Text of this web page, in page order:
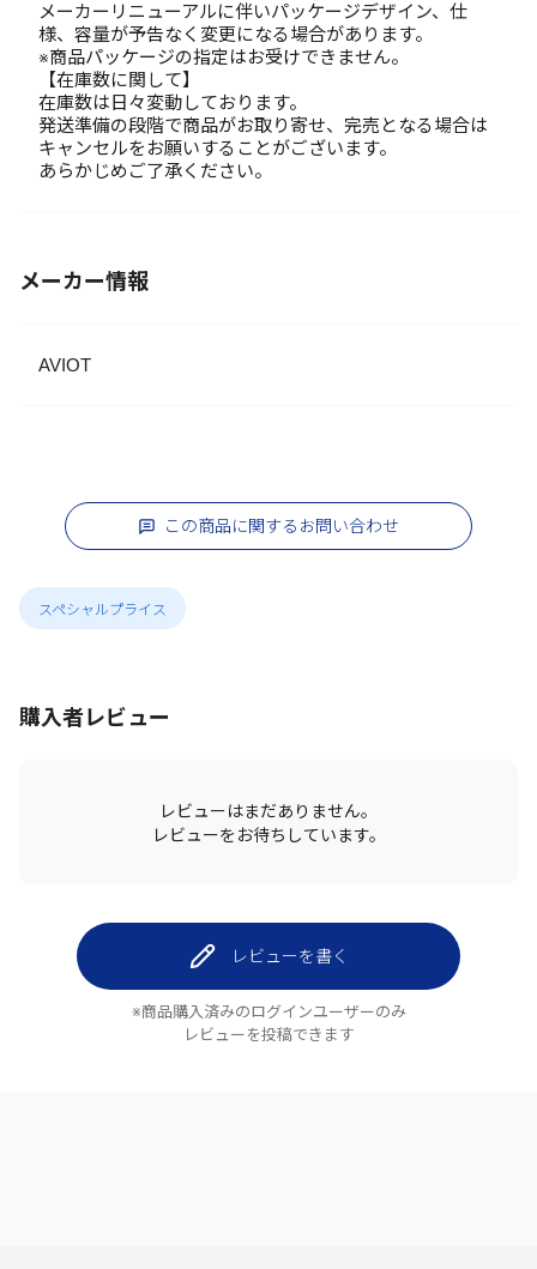
メーカーリニューアルに伴いパッケージデザイン、仕
様、容量が予告なく変更になる場合があります。
※商品パッケージの指定はお受けできません。
【在庫数に関して】
在庫数は日々変動しております。
発送準備の段階で商品がお取り寄せ、完売となる場合は
キャンセルをお願いすることがございます。
あらかじめご了承ください。
メーカー情報
AVIOT
この商品に関するお問い合わせ
スペシャルプライス
購入者レビュー
レビューはまだありません。
レビューをお待ちしています。
レビューを書く
※商品購入済みのログインユーザーのみ
レビューを投稿できます